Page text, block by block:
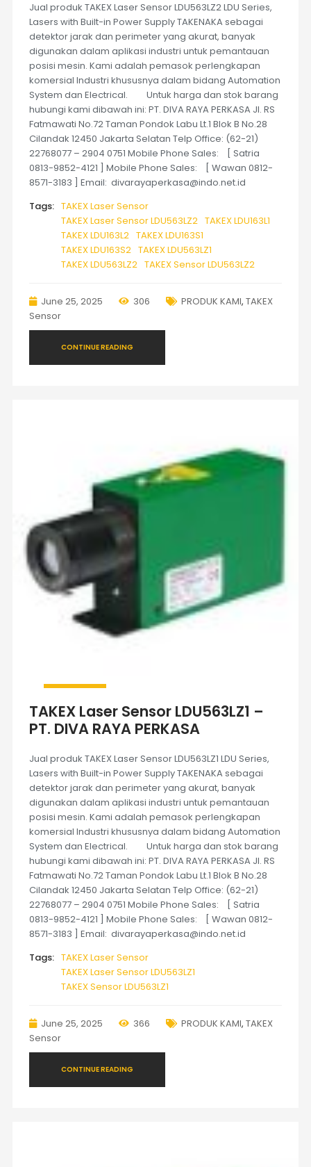
Jual produk TAKEX Laser Sensor LDU563LZ2 LDU Series,
Lasers with Built-in Power Supply TAKENAKA sebagai
detektor jarak dan perimeter yang akurat, banyak
digunakan dalam aplikasi industri untuk pemantauan
posisi mesin. Kami adalah pemasok perlengkapan
komersial Industri khususnya dalam bidang Automation
System dan Electrical. Untuk harga dan stok barang
hubungi kami dibawah ini: PT. DIVA RAYA PERKASA Jl. RS
Fatmawati No.72 Taman Pondok Labu Lt.1 Blok B No.28
Cilandak 12450 Jakarta Selatan Telp Office: (62-21)
22768077 – 2904 0751 Mobile Phone Sales: [ Satria
0813-9852-4121 ] Mobile Phone Sales: [ Wawan 0812-
8571-3183 ] Email: divarayaperkasa@indo.net.id
Tags: TAKEX Laser Sensor
TAKEX Laser Sensor LDU563LZ2 TAKEX LDU163L1
TAKEX LDU163L2 TAKEX LDU163S1
TAKEX LDU163S2 TAKEX LDU563LZ1
TAKEX LDU563LZ2 TAKEX Sensor LDU563LZ2
June 25, 2025 306 PRODUK KAMI, TAKEX
Sensor
CONTINUE READING
TAKEX Laser Sensor LDU563LZ1 –
PT. DIVA RAYA PERKASA
Jual produk TAKEX Laser Sensor LDU563LZ1 LDU Series,
Lasers with Built-in Power Supply TAKENAKA sebagai
detektor jarak dan perimeter yang akurat, banyak
digunakan dalam aplikasi industri untuk pemantauan
posisi mesin. Kami adalah pemasok perlengkapan
komersial Industri khususnya dalam bidang Automation
System dan Electrical. Untuk harga dan stok barang
hubungi kami dibawah ini: PT. DIVA RAYA PERKASA Jl. RS
Fatmawati No.72 Taman Pondok Labu Lt.1 Blok B No.28
Cilandak 12450 Jakarta Selatan Telp Office: (62-21)
22768077 – 2904 0751 Mobile Phone Sales: [ Satria
0813-9852-4121 ] Mobile Phone Sales: [ Wawan 0812-
8571-3183 ] Email: divarayaperkasa@indo.net.id
Tags: TAKEX Laser Sensor
TAKEX Laser Sensor LDU563LZ1
TAKEX Sensor LDU563LZ1
June 25, 2025 366 PRODUK KAMI, TAKEX
Sensor
CONTINUE READING